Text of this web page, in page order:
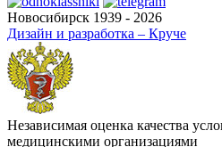
Новосибирск 1939 - 2026
Дизайн и разработка – Круче
Независимая оценка качества
медицинскими организациями